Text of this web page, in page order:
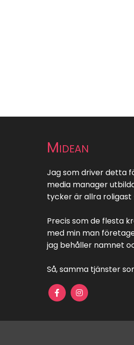
Midean
Jag som driver detta
media manager
tycker är allra roligast
Precis som de flesta
med min man
jag behåller namnet
Så, samma tjänster